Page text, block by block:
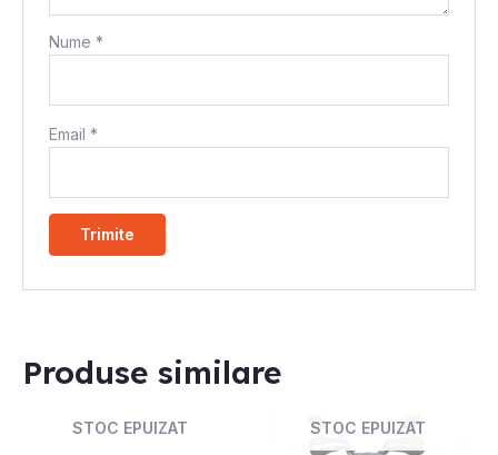
Nume*
Email*
Produse similare
STOC EPUIZAT STOC EPUIZAT